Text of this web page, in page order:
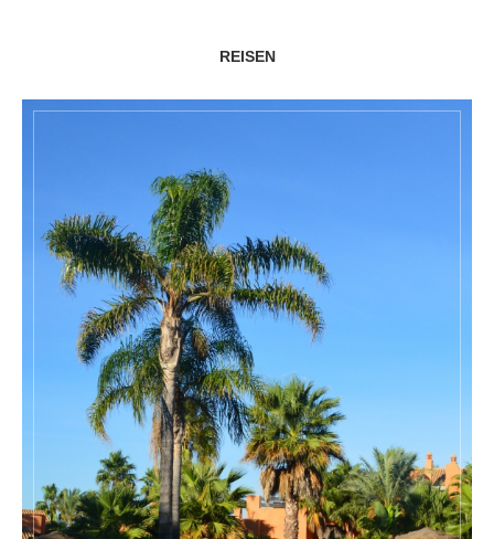
REISEN